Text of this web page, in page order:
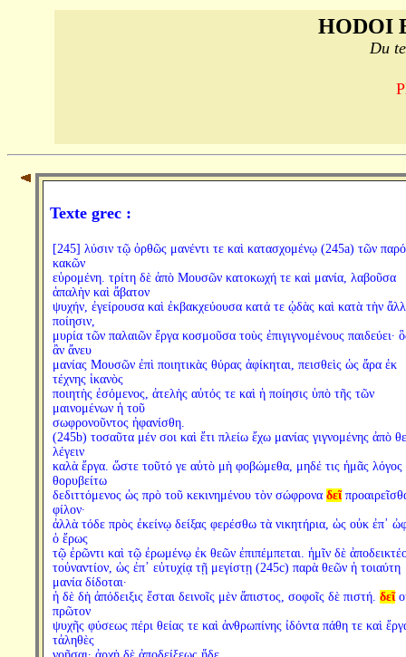
HODOI
Du
Texte grec :
[245] λύσιν τῷ ὀρθῶς μανέντι τε καὶ κατασχομένῳ (245a) τῶν
κακῶν
εὑρομένη. τρίτη δὲ ἀπὸ Μουσῶν κατοκωχή τε καὶ μανία, λαβοῦσα
ἁπαλὴν καὶ ἄβατον
ψυχήν, ἐγείρουσα καὶ ἐκβακχεύουσα κατά τε ᾠδὰς καὶ κατὰ τὴν
ποίησιν,
μυρία τῶν παλαιῶν ἔργα κοσμοῦσα τοὺς ἐπιγιγνομένους παιδεύει·
ἂν ἄνευ
μανίας Μουσῶν ἐπὶ ποιητικὰς θύρας ἀφίκηται, πεισθεὶς ὡς ἄρα ἐκ
τέχνης ἱκανὸς
ποιητὴς ἐσόμενος, ἀτελὴς αὐτός τε καὶ ἡ ποίησις ὑπὸ τῆς τῶν
μαινομένων ἡ τοῦ
σωφρονοῦντος ἠφανίσθη.
(245b) τοσαῦτα μέν σοι καὶ ἔτι πλείω ἔχω μανίας γιγνομένης ἀπὸ
λέγειν
καλὰ ἔργα. ὥστε τοῦτό γε αὐτὸ μὴ φοβώμεθα, μηδέ τις ἡμᾶς λόγος
θορυβείτω
δεδιττόμενος ὡς πρὸ τοῦ κεκινημένου τὸν σώφρονα δεῖ
φίλον·
ἀλλὰ τόδε πρὸς ἐκείνῳ δείξας φερέσθω τὰ νικητήρια, ὡς οὐκ ἐπ᾽
ὁ ἔρως
τῷ ἐρῶντι καὶ τῷ ἐρωμένῳ ἐκ θεῶν ἐπιπέμπεται. ἡμῖν δὲ
τοὐναντίον, ὡς ἐπ᾽ εὐτυχίᾳ τῇ μεγίστῃ (245c) παρὰ θεῶν ἡ τοιαύτη
μανία δίδοται·
ἡ δὲ δὴ ἀπόδειξις ἔσται δεινοῖς μὲν ἄπιστος, σοφοῖς δὲ πιστή. δεῖ
πρῶτον
ψυχῆς φύσεως πέρι θείας τε καὶ ἀνθρωπίνης ἰδόντα πάθη τε καὶ
τἀληθὲς